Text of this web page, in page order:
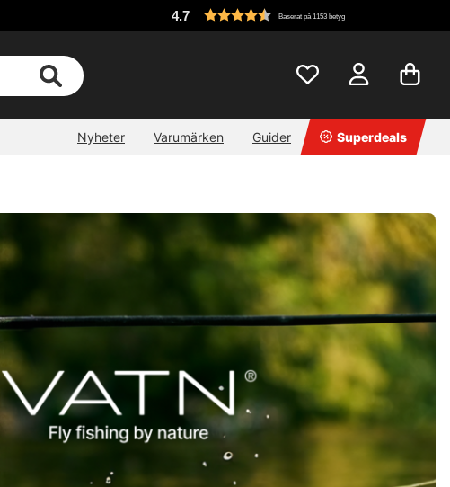
4.7 Baserat på 1153 betyg
Nyheter Varumärken Guider Superdeals